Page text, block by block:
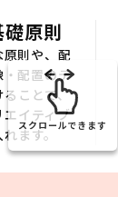
原則
原則や、配
・配置のテ
ることで、
エイティブ
ます。
スクロールできます